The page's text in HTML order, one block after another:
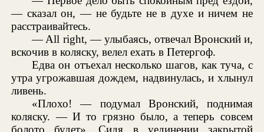
— сказал он, — не будьте не в духе и ничем не
расстраивайтесь.
— All right, — улыбаясь, отвечал Вронский и,
вскочив в коляску, велел ехать в Петергоф.
Едва он отъехал несколько шагов, как туча, с
утра угрожавшая дождем, надвинулась, и хлынул
ливень.
«Плохо! — подумал Вронский, поднимая
коляску. — И то грязно было, а теперь совсем
болото будет». Сидя в уединении закрытой